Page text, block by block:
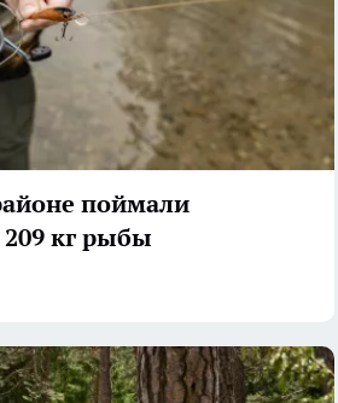
поймали
209 кг рыбы